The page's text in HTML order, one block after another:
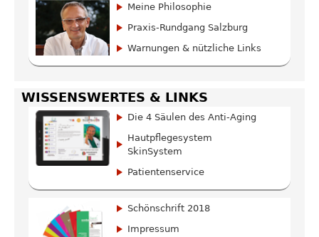
Meine Philosophie
Praxis-Rundgang Salzburg
Warnungen & nützliche Links
WISSENSWERTES & LINKS
Die 4 Säulen des Anti-Aging
Hautpflegesystem
SkinSystem
Patientenservice
Schönschrift 2018
Impressum